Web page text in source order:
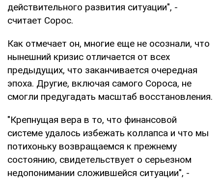
действительного развития ситуации", -
считает Сорос.
Как отмечает он, многие еще не осознали, что
нынешний кризис отличается от всех
предыдущих, что заканчивается очередная
эпоха. Другие, включая самого Сороса, не
смогли предугадать масштаб восстановления.
"Крепнущая вера в то, что финансовой
системе удалось избежать коллапса и что мы
потихоньку возвращаемся к прежнему
состоянию, свидетельствует о серьезном
недопонимании сложившейся ситуации", -